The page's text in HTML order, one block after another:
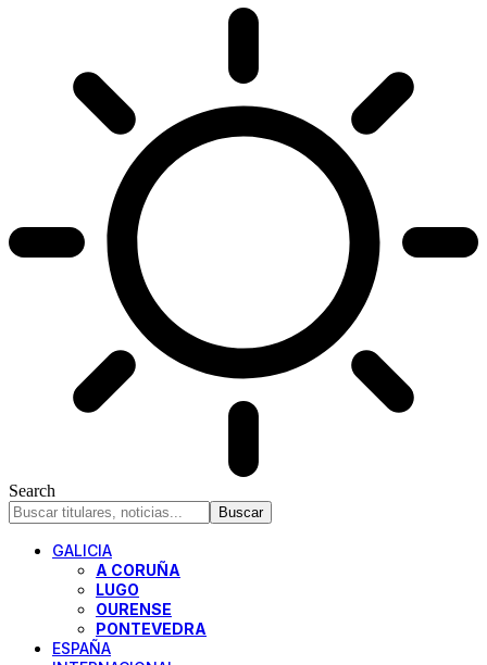
Search
GALICIA
A CORUÑA
LUGO
OURENSE
PONTEVEDRA
ESPAÑA